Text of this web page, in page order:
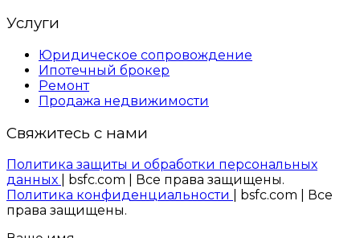
Услуги
Юридическое сопровождение
Ипотечный брокер
Ремонт
Продажа недвижимости
Свяжитесь с нами
Политика защиты и обработки персональных
данных
| bsfc.com | Все права защищены.
Политика конфиденциальности
| bsfc.com | Все
права защищены.